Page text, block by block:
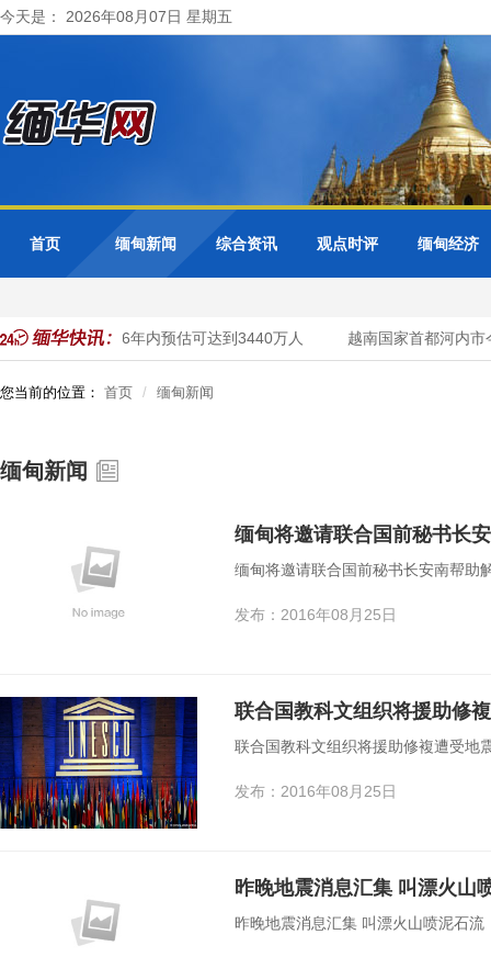
今天是： 2026年08月07日 星期五
首页 缅甸新闻 综合资讯 观点时评 缅甸经济
国家人口在2026年内预估可达到3440万人 越南国家首都河内市
您当前的位置： 首页 缅甸新闻
缅甸新闻
缅甸将邀请联合国前秘书长
缅甸将邀请联合国前秘书长安南帮助
发布：2016年08月25日
联合国教科文组织将援助修
联合国教科文组织将援助修複遭受地
发布：2016年08月25日
昨晚地震消息汇集 叫漂火山
昨晚地震消息汇集 叫漂火山喷泥石流